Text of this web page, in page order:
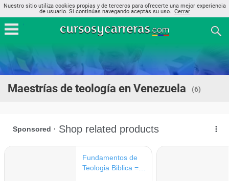
Nuestro sitio utiliza cookies propias y de terceros para ofrecerte una mejor experiencia
de usuario. Si continúas navegando aceptás su uso.. Cerrar
Maestrías de teología en Venezuela (6)